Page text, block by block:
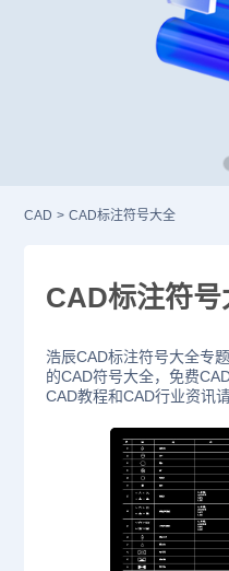
CAD > CAD标注符号大全
CAD标注符号
浩辰CAD标注符号大全专
的CAD符号大全，免费
CAD教程和CAD行业资讯